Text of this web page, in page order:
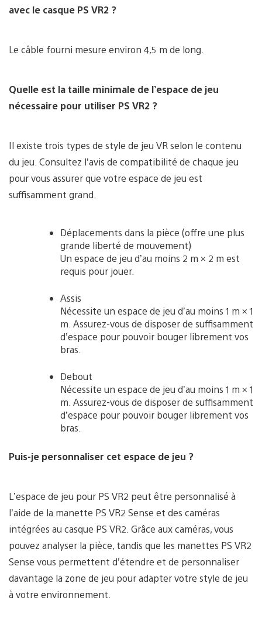
avec le casque PS VR2 ?
Le câble fourni mesure environ 4,5 m de long.
Quelle est la taille minimale de l’espace de jeu
nécessaire pour utiliser PS VR2 ?
Il existe trois types de style de jeu VR selon le contenu
du jeu. Consultez l’avis de compatibilité de chaque jeu
pour vous assurer que votre espace de jeu est
suffisamment grand.
Déplacements dans la pièce (offre une plus
grande liberté de mouvement)
Un espace de jeu d’au moins 2 m × 2 m est
requis pour jouer.
Assis
Nécessite un espace de jeu d’au moins 1 m × 1
m. Assurez-vous de disposer de suffisamment
d’espace pour pouvoir bouger librement vos
bras.
Debout
Nécessite un espace de jeu d’au moins 1 m × 1
m. Assurez-vous de disposer de suffisamment
d’espace pour pouvoir bouger librement vos
bras.
Puis-je personnaliser cet espace de jeu ?
L’espace de jeu pour PS VR2 peut être personnalisé à
l’aide de la manette PS VR2 Sense et des caméras
intégrées au casque PS VR2. Grâce aux caméras, vous
pouvez analyser la pièce, tandis que les manettes PS VR2
Sense vous permettent d’étendre et de personnaliser
davantage la zone de jeu pour adapter votre style de jeu
à votre environnement.